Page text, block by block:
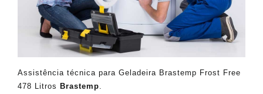
Assistência técnica para Geladeira Brastemp Frost Free
478 Litros Brastemp